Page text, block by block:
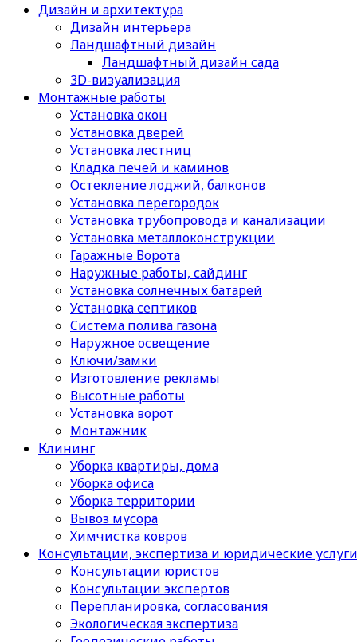
Дизайн и архитектура
Дизайн интерьера
Ландшафтный дизайн
Ландшафтный дизайн сада
3D-визуализация
Монтажные работы
Установка окон
Установка дверей
Установка лестниц
Кладка печей и каминов
Остекление лоджий, балконов
Установка перегородок
Установка трубопровода и канализации
Установка металлоконструкции
Гаражные Ворота
Наружные работы, сайдинг
Установка солнечных батарей
Установка септиков
Cистема полива газона
Наружное освещение
Ключи/замки
Изготовление рекламы
Высотные работы
Установка ворот
Монтажник
Клининг
Уборка квартиры, дома
Уборка офиса
Уборка территории
Вывоз мусора
Химчистка ковров
Консультации, экспертиза и юридические услуги
Консультации юристов
Консультации экспертов
Перепланировка, согласования
Экологическая экспертиза